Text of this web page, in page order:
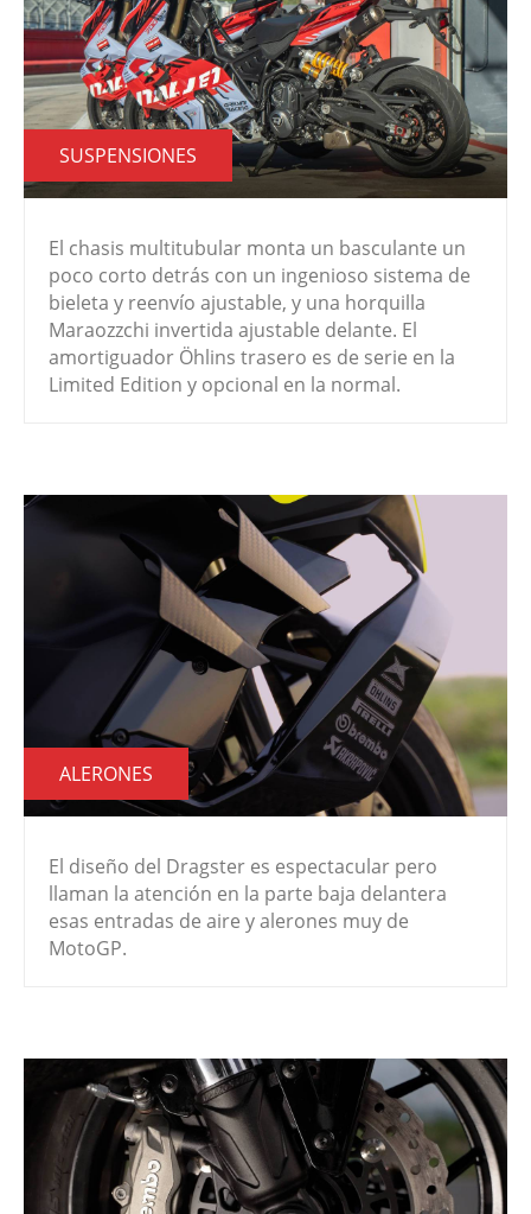
SUSPENSIONES
El chasis multitubular monta un basculante un
poco corto detrás con un ingenioso sistema de
bieleta y reenvío ajustable, y una horquilla
Maraozzchi invertida ajustable delante. El
amortiguador Öhlins trasero es de serie en la
Limited Edition y opcional en la normal.
ALERONES
El diseño del Dragster es espectacular pero
llaman la atención en la parte baja delantera
esas entradas de aire y alerones muy de
MotoGP.